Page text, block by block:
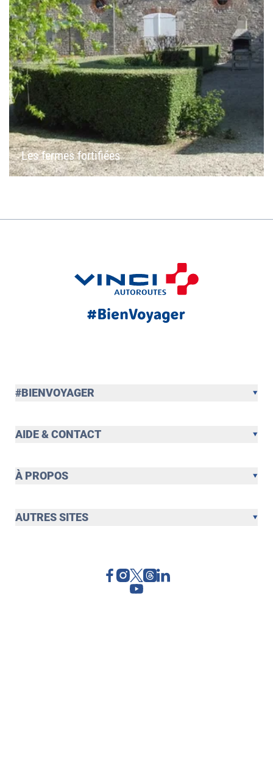
Les fermes fortifiées
#BIENVOYAGER
AIDE & CONTACT
À PROPOS
AUTRES SITES